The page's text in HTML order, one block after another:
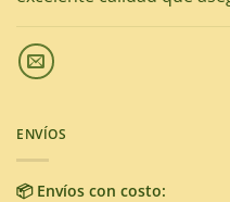
ENVÍOS
📦 Envíos con costo: